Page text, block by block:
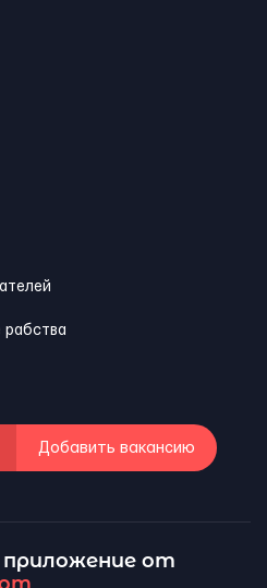
Добавить вакансию
от